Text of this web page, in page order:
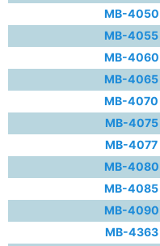
MB-4050
MB-4055
MB-4060
MB-4065
MB-4070
MB-4075
MB-4077
MB-4080
MB-4085
MB-4090
MB-4363